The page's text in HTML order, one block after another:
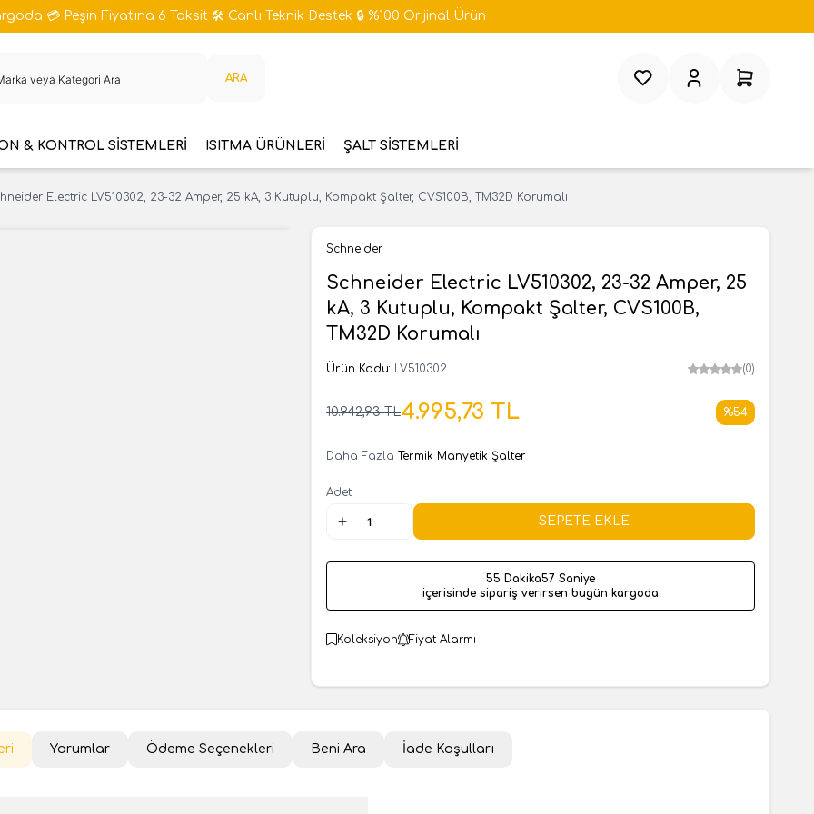
💳 Peşin Fiyatına 6 Taksit 🛠️ Canlı Teknik Destek 🔒 %100 Orijinal Ürün
ARA FavorilerimHesabım Sepetim
& KONTROL SİSTEMLERİ ISITMA ÜRÜNLERİ ŞALT SİSTEMLERİ
Electric LV510302, 23-32 Amper, 25 kA, 3 Kutuplu, Kompakt Şalter, CVS100B, TM32D Korumalı
Schneider
Schneider Electric LV510302, 23-32 Amper, 25
kA, 3 Kutuplu, Kompakt Şalter, CVS100B,
TM32D Korumalı
Ürün Kodu: LV510302 (0)
10.942,93TL4.995,73 TL %54
Daha Fazla Termik Manyetik Şalter
Adet
SEPETE EKLE
55 Dakika56 Saniye
içerisinde sipariş verirsen bugün kargoda
Koleksiyon Fiyat Alarmı
Yorumlar Ödeme Seçenekleri Beni Ara İade Koşulları